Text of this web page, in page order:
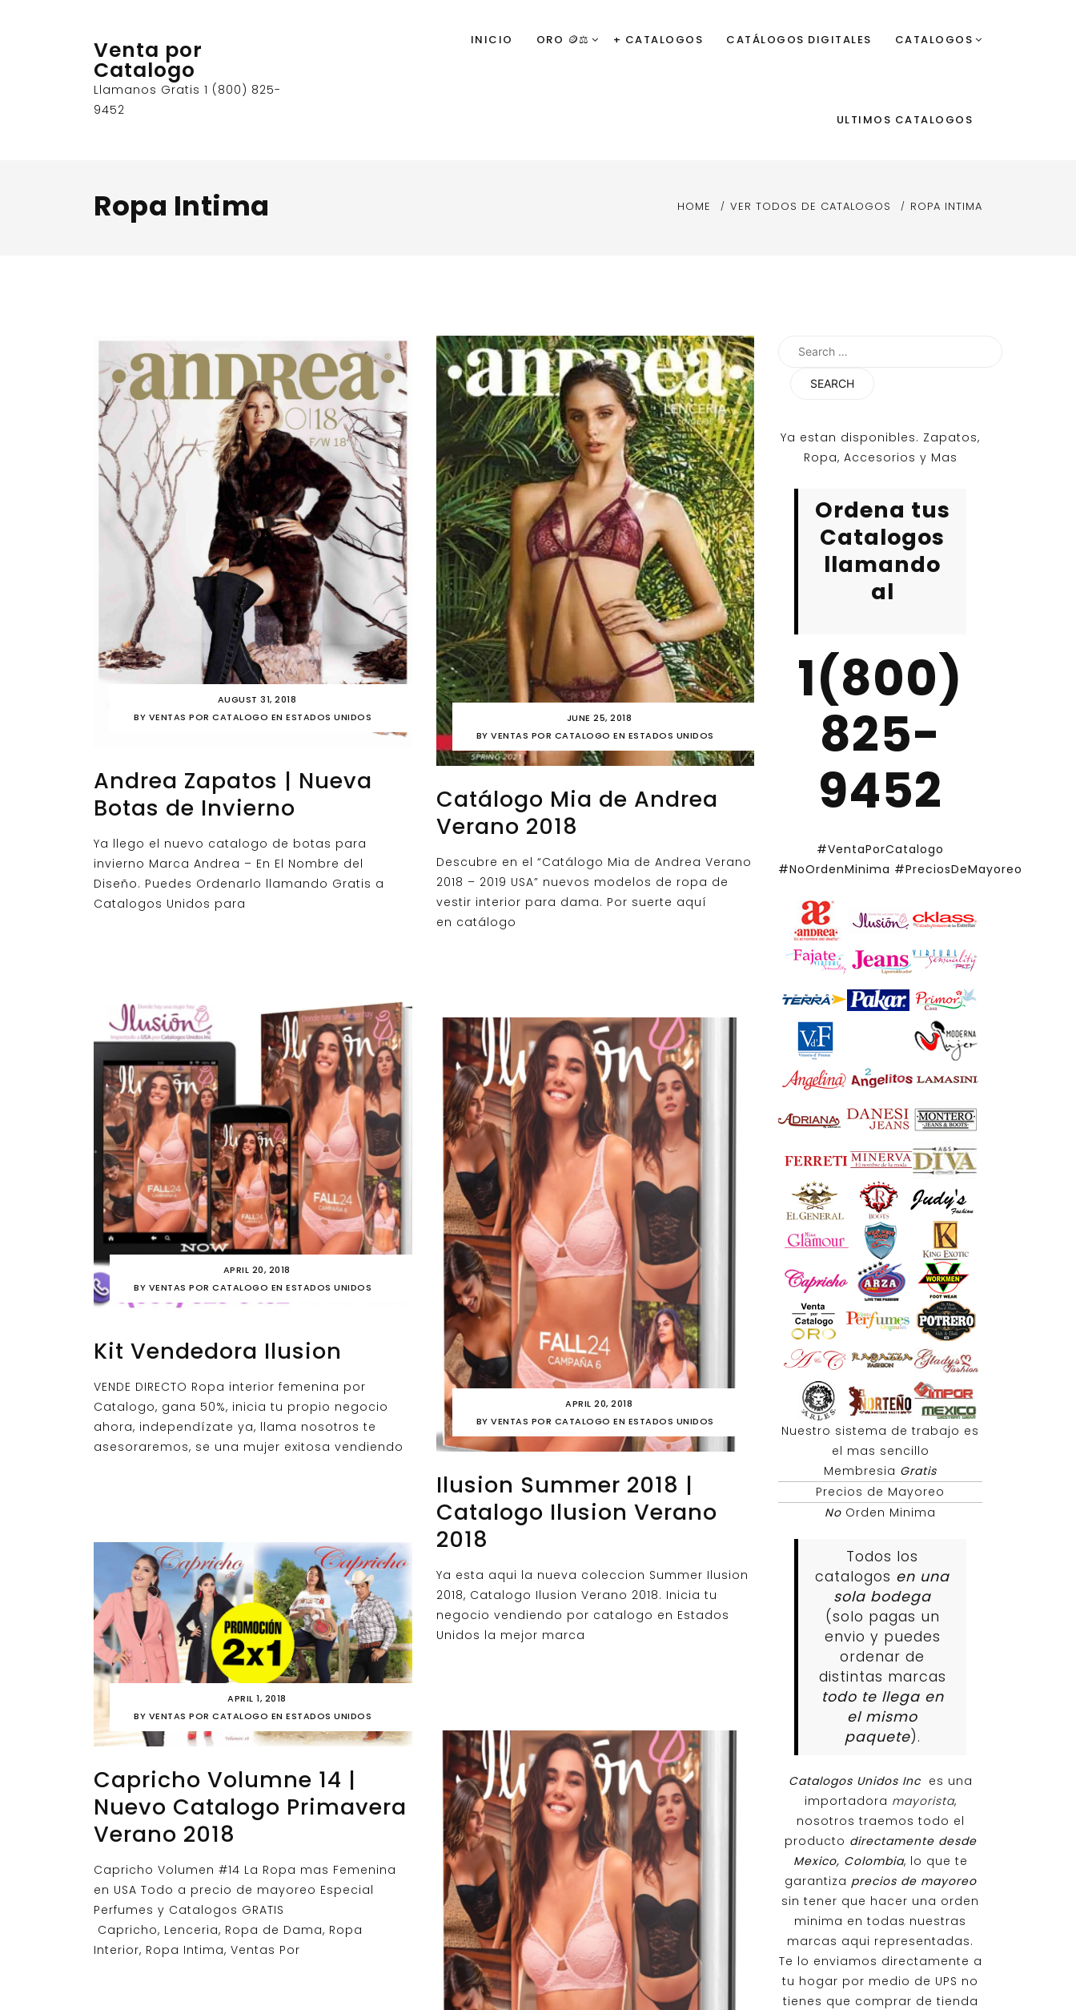
Venta por
Catalogo
Llamanos Gratis 1 (800) 825-
9452
INICIO ORO 🪙⚖️ + CATALOGOS CATÁLOGOS DIGITALES CATALOGOS
ULTIMOS CATALOGOS
Ropa Intima HOME VER TODOS DE CATALOGOS ROPA INTIMA
AUGUST 31, 2018
BY VENTAS POR CATALOGO EN ESTADOS UNIDOS
Andrea Zapatos | Nueva
Botas de Invierno
Ya llego el nuevo catalogo de botas para
invierno Marca Andrea – En El Nombre del
Diseño. Puedes Ordenarlo llamando Gratis a
Catalogos Unidos para
JUNE 25, 2018
BYVENTAS POR CATALOGO EN ESTADOS UNIDOS
Catálogo Mia de Andrea
Verano 2018
Descubre en el “Catálogo Mia de Andrea Verano
2018 – 2019 USA” nuevos modelos de ropa de
vestir interior para dama. Por suerte aquí
en catálogo
APRIL 20, 2018
BY VENTAS POR CATALOGO EN ESTADOS UNIDOS
Kit Vendedora Ilusion
VENDE DIRECTO Ropa interior femenina por
Catalogo, gana 50%, inicia tu propio negocio
ahora, independízate ya, llama nosotros te
asesoraremos, se una mujer exitosa vendiendo
APRIL 20, 2018
BYVENTAS POR CATALOGO EN ESTADOS UNIDOS
Ilusion Summer 2018 |
Catalogo Ilusion Verano
2018
Ya esta aqui la nueva coleccion Summer Ilusion
2018, Catalogo Ilusion Verano 2018. Inicia tu
negocio vendiendo por catalogo en Estados
Unidos la mejor marca
APRIL 1, 2018
BY VENTAS POR CATALOGO EN ESTADOS UNIDOS
Capricho Volumne 14 |
Nuevo Catalogo Primavera
Verano 2018
Capricho Volumen #14 La Ropa mas Femenina
en USA Todo a precio de mayoreo Especial
Perfumes y Catalogos GRATIS
Capricho, Lenceria, Ropa de Dama, Ropa
Interior, Ropa Intima, Ventas Por
Search
Ya estan disponibles. Zapatos,
Ropa, Accesorios y Mas
Ordena tus
Catalogos
llamando
al
1(800)
825-
9452
#VentaPorCatalogo
#NoOrdenMinima #PreciosDeMayoreo
Nuestro sistema de trabajo es
el mas sencillo
Membresia Gratis
Precios de Mayoreo
No Orden Minima
Todos los
catalogos en una
sola bodega
(solo pagas un
envio y puedes
ordenar de
distintas marcas
todo te llega en
el mismo
paquete).
Catalogos Unidos Inc es una
importadora mayorista,
nosotros traemos todo el
producto directamente desde
Mexico, Colombia, lo que te
garantiza precios de mayoreo
sin tener que hacer una orden
minima en todas nuestras
marcas aqui representadas.
Te lo enviamos directamente a
tu hogar por medio de UPS no
tienes que comprar de tienda